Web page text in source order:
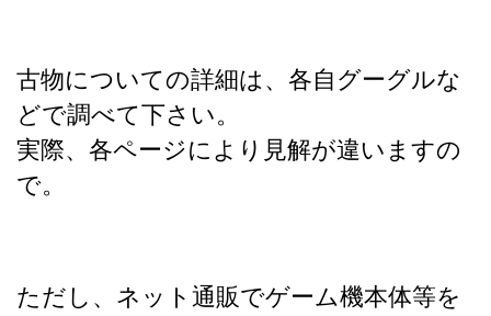
古物についての詳細は、各自グーグルな
どで調べて下さい。
実際、各ページにより見解が違いますの
で。
ただし、ネット通販でゲーム機本体等を